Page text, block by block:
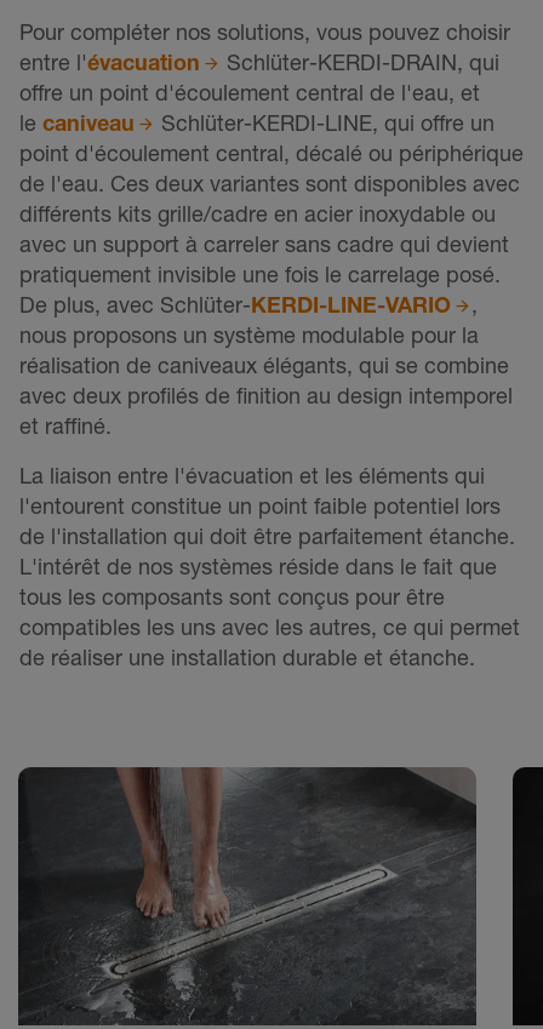
Pour compléter nos solutions, vous pouvez choisir
entre l'évacuation
Schlüter-KERDI-DRAIN, qui
offre un point d'écoulement central de l'eau, et
le caniveau
Schlüter-KERDI-LINE, qui offre un
point d'écoulement central, décalé ou périphérique
de l'eau. Ces deux variantes sont disponibles avec
différents kits grille/cadre en acier inoxydable ou
avec un support à carreler sans cadre qui devient
pratiquement invisible une fois le carrelage posé.
De plus, avec Schlüter-KERDI-LINE-VARIO
,
nous proposons un système modulable pour la
réalisation de caniveaux élégants, qui se combine
avec deux profilés de finition au design intemporel
et raffiné.
La liaison entre l'évacuation et les éléments qui
l'entourent constitue un point faible potentiel lors
de l'installation qui doit être parfaitement étanche.
L'intérêt de nos systèmes réside dans le fait que
tous les composants sont conçus pour être
compatibles les uns avec les autres, ce qui permet
de réaliser une installation durable et étanche.